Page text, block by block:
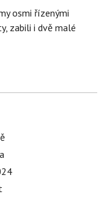
osmi řízenými
zabili i dvě malé